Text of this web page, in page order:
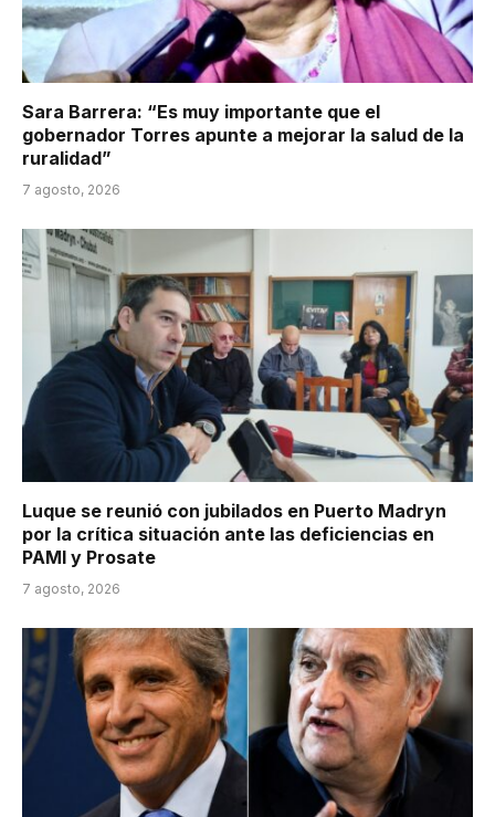
Sara Barrera: “Es muy importante que el
gobernador Torres apunte a mejorar la salud de la
ruralidad”
7 agosto, 2026
Luque se reunió con jubilados en Puerto Madryn
por la crítica situación ante las deficiencias en
PAMI y Prosate
7 agosto, 2026